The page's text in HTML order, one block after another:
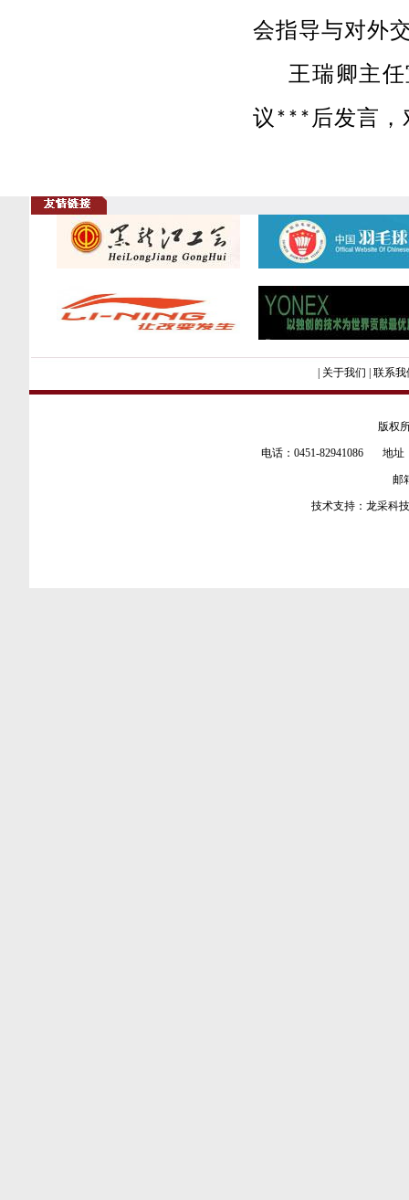
会指导与对外
王瑞卿主
议***后发言，
关于我们 联系我
版权所
电话：0451-82941086 地址
邮
技术支持： 龙采科